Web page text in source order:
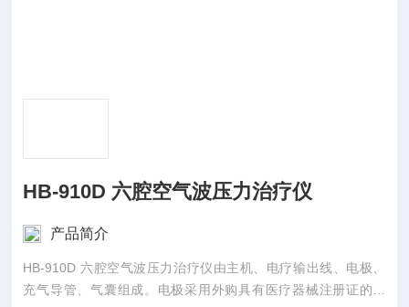
HB-910D 六腔空气波压力治疗仪
产品简介
HB-910D 六腔空气波压力治疗仪由主机、电疗输出线、电极、
充气导管、气囊组成。电极采用外购具有医疗器械注册证的产